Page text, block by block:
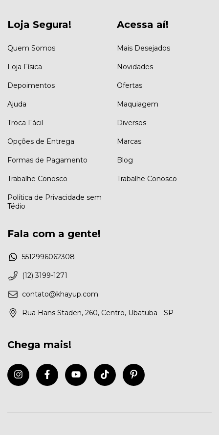
Loja Segura!
Quem Somos
Loja Física
Depoimentos
Ajuda
Troca Fácil
Opções de Entrega
Formas de Pagamento
Trabalhe Conosco
Política de Privacidade sem
Tédio
Acessa aí!
Mais Desejados
Novidades
Ofertas
Maquiagem
Diversos
Marcas
Blog
Trabalhe Conosco
Fala com a gente!
5512996062308
(12) 3199-1271
contato@khayup.com
Rua Hans Staden, 260, Centro, Ubatuba - SP
Chega mais!